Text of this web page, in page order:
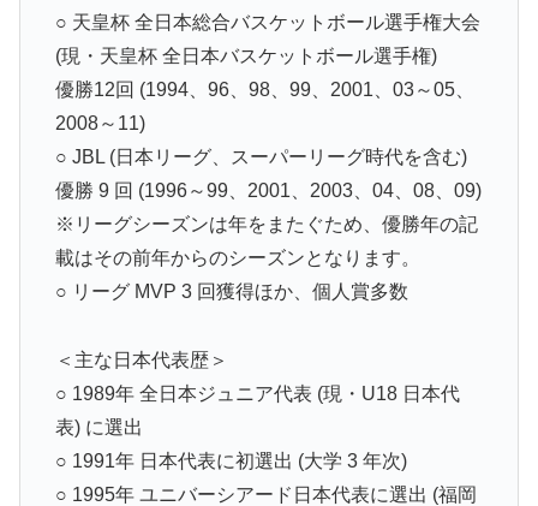
○ 天皇杯 全日本総合バスケットボール選手権大会
(現・天皇杯 全日本バスケットボール選手権)
優勝12回 (1994、96、98、99、2001、03～05、
2008～11)
○ JBL (日本リーグ、スーパーリーグ時代を含む)
優勝 9 回 (1996～99、2001、2003、04、08、09)
※リーグシーズンは年をまたぐため、優勝年の記
載はその前年からのシーズンとなります。
○ リーグ MVP 3 回獲得ほか、個人賞多数
＜主な日本代表歴＞
○ 1989年 全日本ジュニア代表 (現・U18 日本代
表) に選出
○ 1991年 日本代表に初選出 (大学 3 年次)
○ 1995年 ユニバーシアード日本代表に選出 (福岡